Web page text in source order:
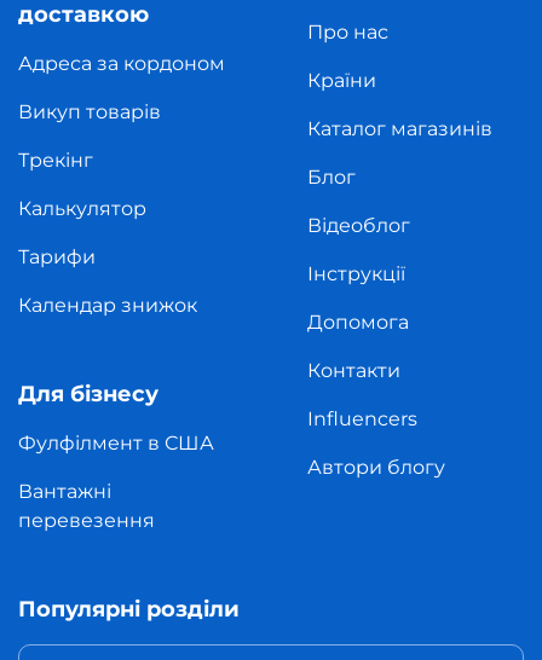
доставкою
Адреса за кордоном
Викуп товарів
Трекінг
Калькулятор
Тарифи
Календар знижок
Для бізнесу
Фулфілмент в США
Вантажні
перевезення
Про нас
Країни
Каталог магазинів
Блог
Відеоблог
Інструкції
Допомога
Контакти
Influencers
Автори блогу
Популярні розділи